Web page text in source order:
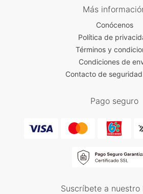
Más
Conócenos
Política de
Términos y
Condiciones de
Contacto de seguridad
Pago seguro
Suscríbete a nuestro